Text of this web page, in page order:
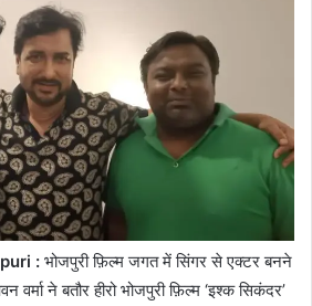
: भोजपुरी फ़िल्म जगत में सिंगर से एक्टर बनने
वर्मा ने बतौर हीरो भोजपुरी फ़िल्म ‘इश्क सिकंदर’